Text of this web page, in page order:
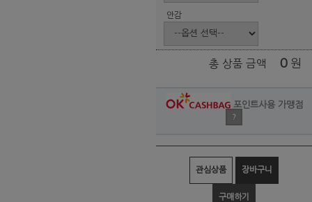
안감
총 상품 금액 0 원
포인트사용 가맹점
?
관심상품 장바구니
구매하기